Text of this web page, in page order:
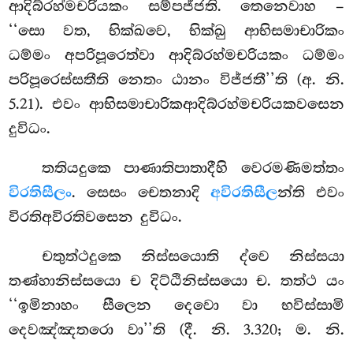
ආදිබ්රහ්මචරියකං සම්පජ්ජති. තෙනෙවාහ –
‘‘සො වත, භික්ඛවෙ, භික්ඛු ආභිසමාචාරිකං
ධම්මං අපරිපූරෙත්වා ආදිබ්රහ්මචරියකං ධම්මං
පරිපූරෙස්සතීති නෙතං ඨානං විජ්ජතී’’ති (අ. නි.
5.21). එවං ආභිසමාචාරිකආදිබ්රහ්මචරියකවසෙන
දුවිධං.
තතියදුකෙ පාණාතිපාතාදීහි වෙරමණිමත්තං
විරතිසීලං. සෙසං චෙතනාදිඅවිරතිසීලන්ති එවං
විරතිඅවිරතිවසෙන දුවිධං.
චතුත්ථදුකෙ නිස්සයොති ද්වෙ නිස්සයා
තණ්හානිස්සයො ච දිට්ඨිනිස්සයො ච. තත්ථ යං
‘‘ඉමිනාහං සීලෙන දෙවො වා භවිස්සාමි
දෙවඤ්ඤතරො වා’’ති (දී. නි. 3.320; ම. නි.